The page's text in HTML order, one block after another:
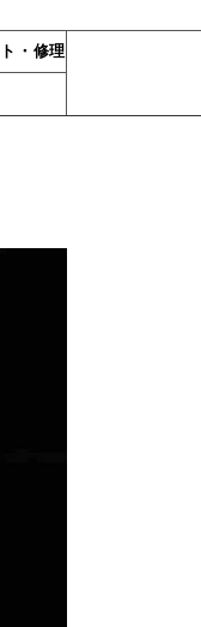
・修理